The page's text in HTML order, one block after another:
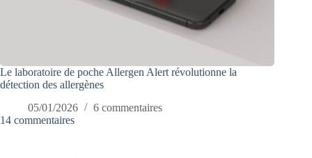
Le laboratoire de poche Allergen Alert révolutionne la
détection des allergènes
05/01/2026
6 commentaires
14 commentaires